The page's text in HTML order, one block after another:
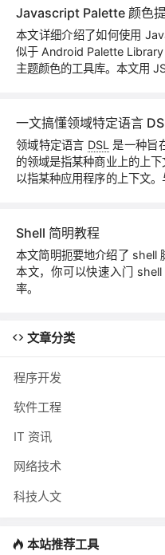
法人和其他组织的合法权益。
Javascript Palette 颜色
本文详细介绍了如何使用
似于 Android Palette
主题颜色的工具库。本文用
一文搞懂领域特定语言
领域特定语言 DSL 是一种旨
的领域是指某种商业上的上
以指某种应用程序的上下文
Shell 简明教程
本文简明扼要地介绍了 shell
本文，你可以快速入门
率。
文章分类
程序开发
软件工程
IT 资讯
网络技术
科技人文
本站推荐工具